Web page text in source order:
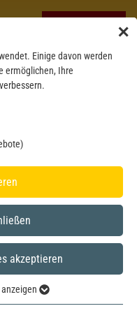
✕
Einige davon werden
ermöglichen, Ihre
akzeptieren